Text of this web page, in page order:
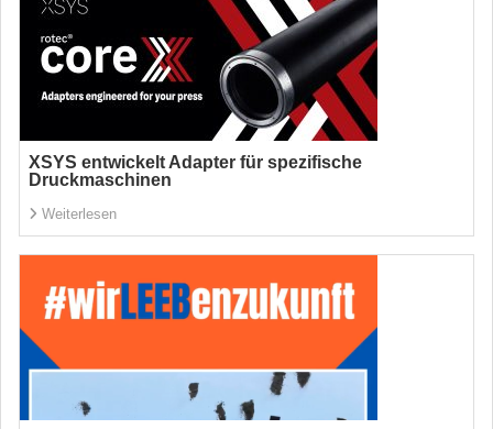
XSYS entwickelt Adapter für spezifische
Druckmaschinen
Weiterlesen